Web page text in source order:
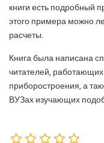
книги есть подробный
этого примера можно
расчеты.
Книга была написана
читателей,
приборостроения, а
ВУЗах изучающих